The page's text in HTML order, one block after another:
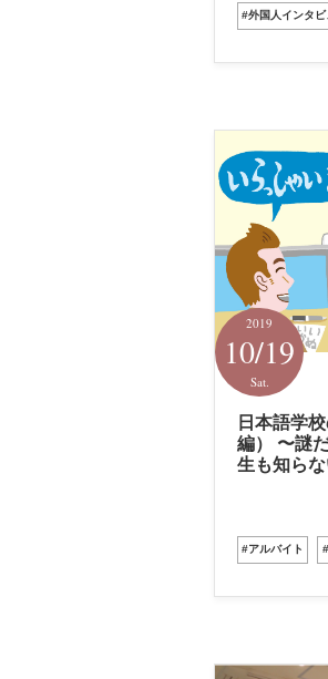
#外国人インタビ
2019
10/19
Sat.
日本語学
編） 〜謎
生も知ら
#アルバイト